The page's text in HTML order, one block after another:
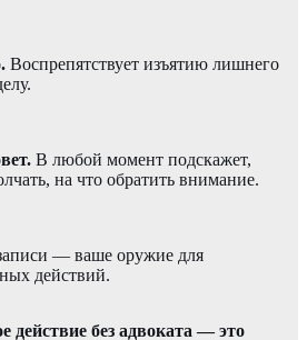
Воспрепятствует изъятию лишнего
В любой момент подскажет,
на что обратить внимание.
— ваше оружие для
действий.
действие без адвоката — это